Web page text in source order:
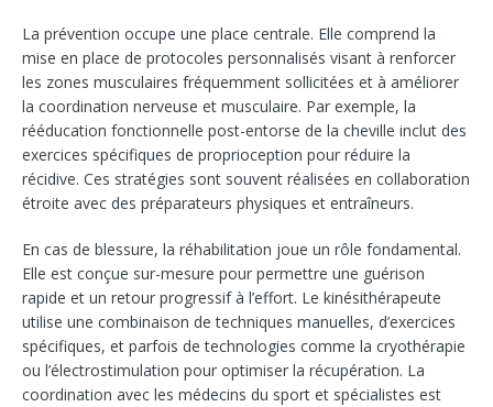
La prévention occupe une place centrale. Elle comprend la
mise en place de protocoles personnalisés visant à renforcer
les zones musculaires fréquemment sollicitées et à améliorer
la coordination nerveuse et musculaire. Par exemple, la
rééducation fonctionnelle post-entorse de la cheville inclut des
exercices spécifiques de proprioception pour réduire la
récidive. Ces stratégies sont souvent réalisées en collaboration
étroite avec des préparateurs physiques et entraîneurs.
En cas de blessure, la réhabilitation joue un rôle fondamental.
Elle est conçue sur-mesure pour permettre une guérison
rapide et un retour progressif à l’effort. Le kinésithérapeute
utilise une combinaison de techniques manuelles, d’exercices
spécifiques, et parfois de technologies comme la cryothérapie
ou l’électrostimulation pour optimiser la récupération. La
coordination avec les médecins du sport et spécialistes est